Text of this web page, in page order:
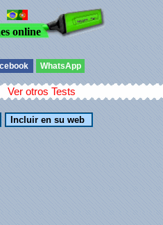
online
WhatsApp
Ver otros Tests